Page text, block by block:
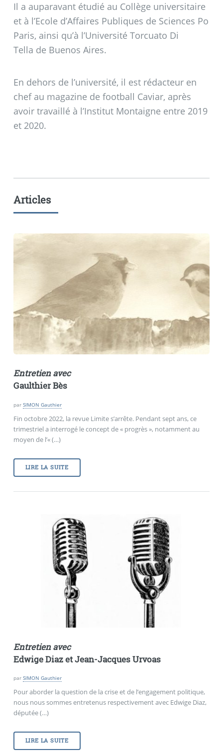
Il a auparavant étudié au Collège universitaire
et à l’Ecole d’Affaires Publiques de Sciences Po
Paris, ainsi qu’à l’Université Torcuato Di
Tella de Buenos Aires.
En dehors de l’université, il est rédacteur en
chef au magazine de football Caviar, après
avoir travaillé à l’Institut Montaigne entre 2019
et 2020.
Articles
Entretien avec
Gaulthier Bès
par SIMON Gauthier
Fin octobre 2022, la revue Limite s’arrête. Pendant sept ans, ce
trimestriel a interrogé le concept de « progrès », notamment au
moyen de l’« (…)
LIRE LA SUITE
Entretien avec
Edwige Diaz etJean-Jacques Urvoas
par SIMON Gauthier
Pour aborder la question de la crise et de l’engagement politique,
nous nous sommes entretenus respectivement avec Edwige Diaz,
députée (…)
LIRE LA SUITE